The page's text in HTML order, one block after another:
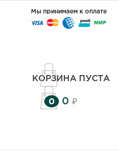
Мы принимаем к оплате
КОРЗИНА ПУСТА
0 0 ₽